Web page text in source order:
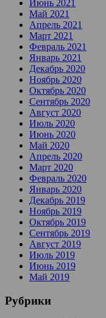
Июнь 2021
Май 2021
Апрель 2021
Март 2021
Февраль 2021
Январь 2021
Декабрь 2020
Ноябрь 2020
Октябрь 2020
Сентябрь 2020
Август 2020
Июль 2020
Июнь 2020
Май 2020
Апрель 2020
Март 2020
Февраль 2020
Январь 2020
Декабрь 2019
Ноябрь 2019
Октябрь 2019
Сентябрь 2019
Август 2019
Июль 2019
Июнь 2019
Май 2019
Рубрики